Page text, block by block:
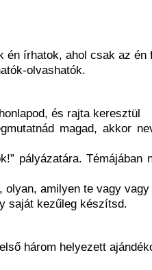
én írhatok, ahol csak az én
olvashatók.
és rajta keresztül
magad, akkor
pályázatára. Témájában
amilyen te vagy vagy
saját kezűleg készítsd.
három helyezett